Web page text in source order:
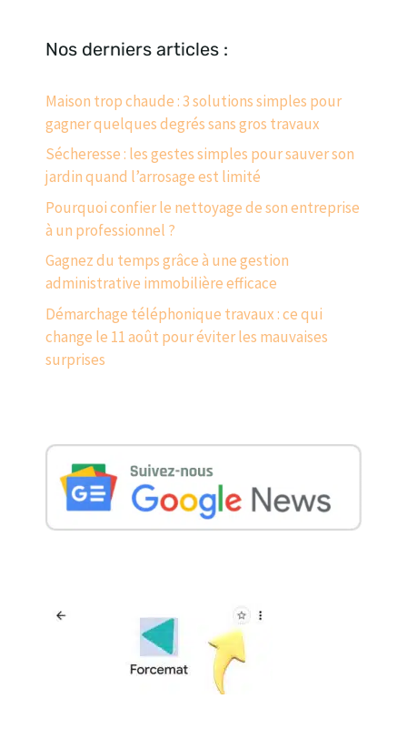
Nos derniers articles :
Maison trop chaude : 3 solutions simples pour
gagner quelques degrés sans gros travaux
Sécheresse : les gestes simples pour sauver son
jardin quand l’arrosage est limité
Pourquoi confier le nettoyage de son entreprise
à un professionnel ?
Gagnez du temps grâce à une gestion
administrative immobilière efficace
Démarchage téléphonique travaux : ce qui
change le 11 août pour éviter les mauvaises
surprises